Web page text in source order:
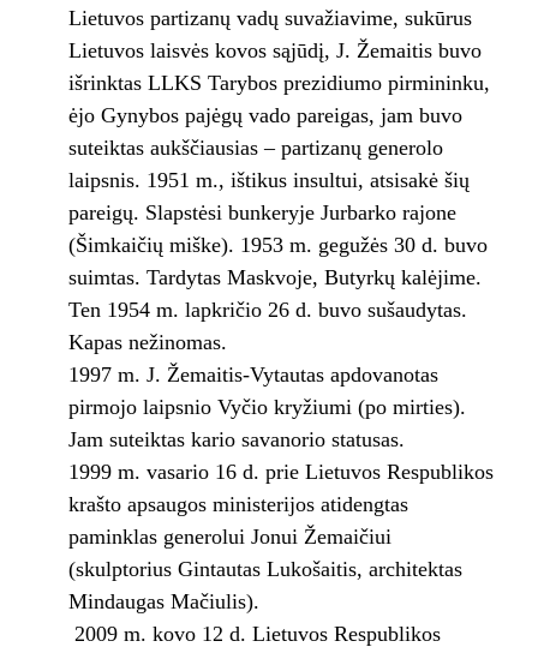
Lietuvos partizanų vadų suvažiavime, sukūrus
Lietuvos laisvės kovos sąjūdį, J. Žemaitis buvo
išrinktas LLKS Tarybos prezidiumo pirmininku,
ėjo Gynybos pajėgų vado pareigas, jam buvo
suteiktas aukščiausias – partizanų generolo
laipsnis. 1951 m., ištikus insultui, atsisakė šių
pareigų. Slapstėsi bunkeryje Jurbarko rajone
(Šimkaičių miške). 1953 m. gegužės 30 d. buvo
suimtas. Tardytas Maskvoje, Butyrkų kalėjime.
Ten 1954 m. lapkričio 26 d. buvo sušaudytas.
Kapas nežinomas.
1997 m. J. Žemaitis-Vytautas apdovanotas
pirmojo laipsnio Vyčio kryžiumi (po mirties).
Jam suteiktas kario savanorio statusas.
1999 m. vasario 16 d. prie Lietuvos Respublikos
krašto apsaugos ministerijos atidengtas
paminklas generolui Jonui Žemaičiui
(skulptorius Gintautas Lukošaitis, architektas
Mindaugas Mačiulis).
2009 m. kovo 12 d. Lietuvos Respublikos